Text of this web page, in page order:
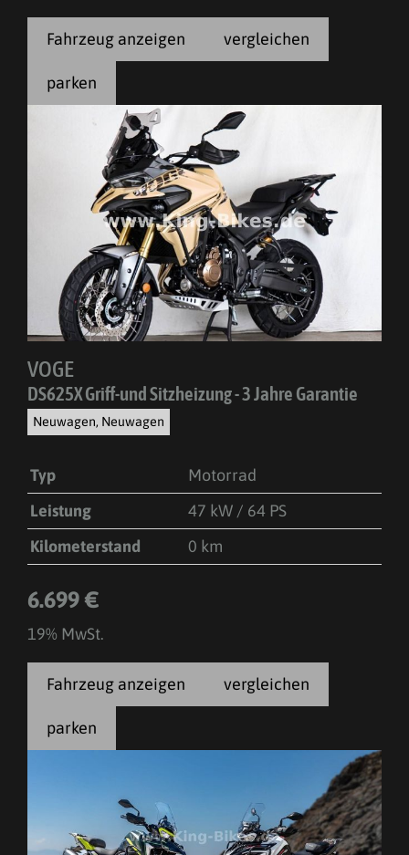
Fahrzeug anzeigen vergleichen
parken
VOGE
DS625X Griff-und Sitzheizung - 3 Jahre Garantie
Neuwagen, Neuwagen
Typ
Motorrad
Leistung
47 kW / 64 PS
Kilometerstand
0 km
6.699 €
19% MwSt.
Fahrzeug anzeigen vergleichen
parken